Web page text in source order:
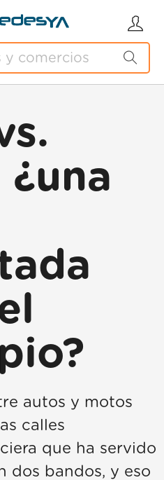
autos y motos
calles
que ha servido
dos bandos, y eso